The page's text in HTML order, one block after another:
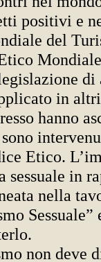
positivi e
del
di
in
hanno
Etico.
sessuale in
nella
Sessuale”
non deve